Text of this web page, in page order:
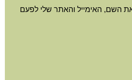
השם, האימייל והאתר שלי לפעם